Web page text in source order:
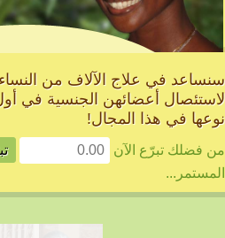
سنساعد في علاج الآلاف من
لاستئصال أعضائهن الجنسية في
نوعها في هذا المجال!
من فضلك تبرّع الآن
المستمر...